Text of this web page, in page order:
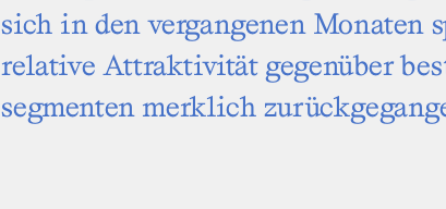
sich in den vergangenen Monaten
relative Attraktivität gegenüber
segmenten merklich